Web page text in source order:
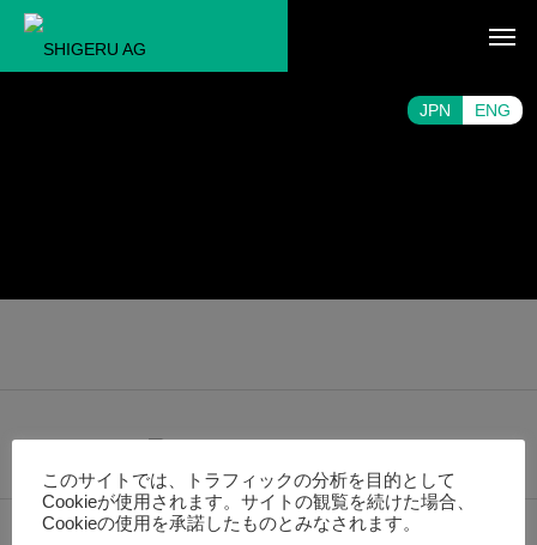
JPN ENG
ニュース コンプライアンス方針 会社概要
このサイトでは、トラフィックの分析を目的として
Cookieが使用されます。サイトの観覧を続けた場合、
Cookieの使用を承諾したものとみなされます。